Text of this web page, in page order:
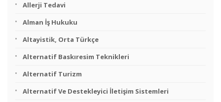
Allerji Tedavi
Alman İş Hukuku
Altayistik, Orta Türkçe
Alternatif Baskıresim Teknikleri
Alternatif Turizm
Alternatif Ve Destekleyici İletişim Sistemleri